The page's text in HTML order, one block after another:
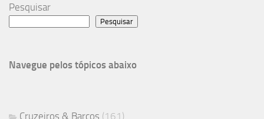
Pesquisar
Pesquisar
Navegue pelos tópicos abaixo
Cruzeiros & Barcos (161)